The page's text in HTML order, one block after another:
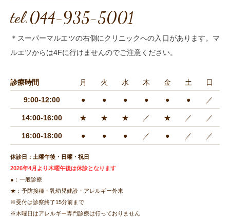
tel.044-935-5001
＊スーパーマルエツの右側にクリニックへの入口があります。マ
ルエツからは4Fに行けませんのでご注意ください。
診療時間 月 火 水 木 金 土 日
9:00-12:00 ● ● ● ● ● ● ／
14:00-16:00 ★ ★ ★ ／ ★ ／ ／
16:00-18:00 ● ● ● ／ ● ／ ／
休診日：土曜午後・日曜・祝日
2026年4月より木曜午後は休診となります
●：一般診療
★：予防接種・乳幼児健診・アレルギー外来
※受付は診察終了15分前まで
※木曜日はアレルギー専門診療は行っておりません